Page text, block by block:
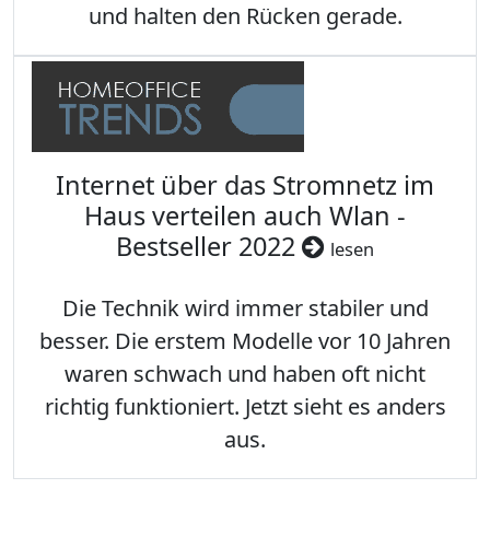
und halten den Rücken gerade.
Internet über das Stromnetz im
Haus verteilen auch Wlan -
Bestseller 2022
lesen
Die Technik wird immer stabiler und
besser. Die erstem Modelle vor 10 Jahren
waren schwach und haben oft nicht
richtig funktioniert. Jetzt sieht es anders
aus.